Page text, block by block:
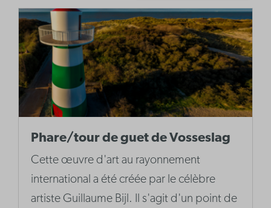
Phare/tour de guet de Vosseslag
Cette œuvre d'art au rayonnement
international a été créée par le célèbre
artiste Guillaume Bijl. Il s'agit d'un point de